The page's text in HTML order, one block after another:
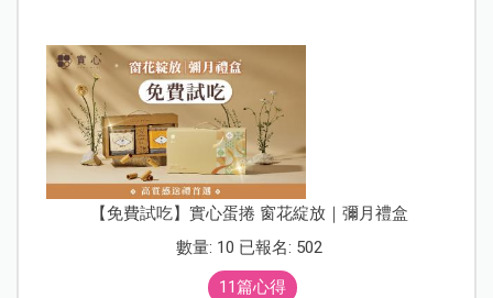
【免費試吃】實心蛋捲 窗花綻放｜彌月禮盒
數量: 10 已報名: 502
11篇心得